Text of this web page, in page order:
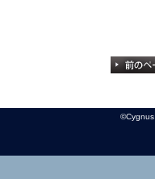
©Cygnus